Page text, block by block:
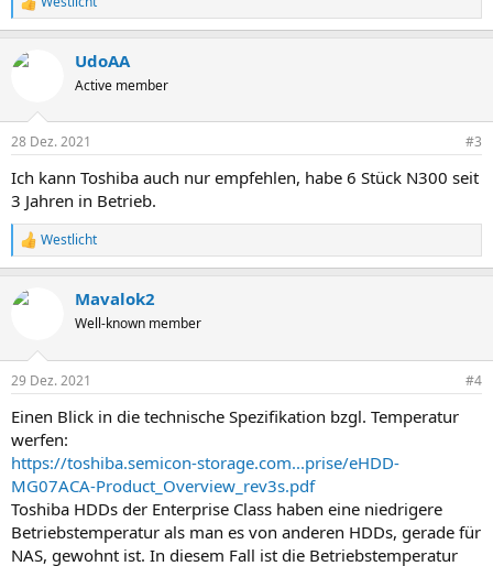
R
e
k
e
:
UdoAA
Active member
28 Dez. 2021 #3
Ich kann Toshiba auch nur empfehlen, habe 6 Stück N300 seit
3 Jahren in Betrieb.
R
e
k
e
:
Westlicht
Mavalok2
Well-known member
29 Dez. 2021 #4
Einen Blick in die technische Spezifikation bzgl. Temperatur
werfen:
https://toshiba.semicon-storage.com...prise/eHDD-
MG07ACA-Product_Overview_rev3s.pdf
Toshiba HDDs der Enterprise Class haben eine niedrigere
Betriebstemperatur als man es von anderen HDDs, gerade für
NAS, gewohnt ist. In diesem Fall ist die Betriebstemperatur